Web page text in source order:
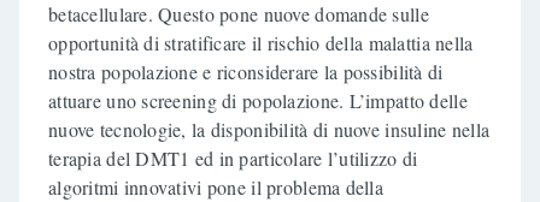
betacellulare. Questo pone nuove domande sulle
opportunità di stratificare il rischio della malattia nella
nostra popolazione e riconsiderare la possibilità di
attuare uno screening di popolazione. L’impatto delle
nuove tecnologie, la disponibilità di nuove insuline nella
terapia del DMT1 ed in particolare l’utilizzo di
algoritmi innovativi pone il problema della